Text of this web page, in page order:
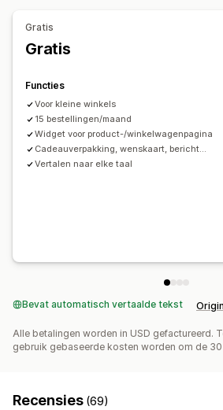
Gratis
Gratis
Functies
Voor kleine winkels
15 bestellingen/maand
Widget voor product-/winkelwagenpagina
Cadeauverpakking, wenskaart, bericht...
Vertalen naar elke taal
Bevat automatisch vertaalde tekst
Alle betalingen worden in USD gefactureerd.
gebruik gebaseerde kosten worden om de
Recensies (69)